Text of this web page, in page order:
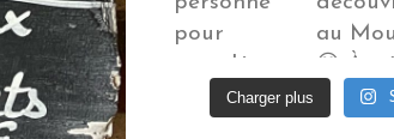
Charger plus